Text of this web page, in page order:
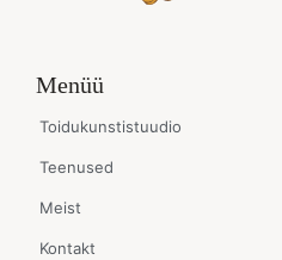
Menüü
Toidukunstistuudio
Teenused
Meist
Kontakt